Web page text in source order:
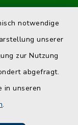
notwendige
unserer
zur Nutzung
abgefragt.
in unseren
.